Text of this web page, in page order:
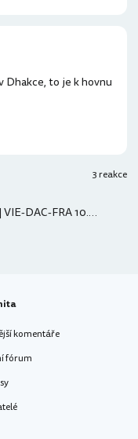
to je k hovnu
3 reakce
[AI] VIE-DAC-FRA 10.352 Kč
komentáře
fórum